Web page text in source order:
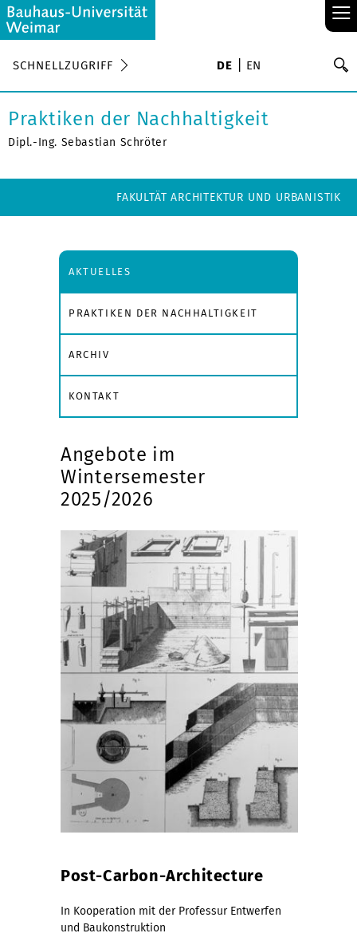
≡
SCHNELLZUGRIFF DE EN
Praktiken der Nachhaltigkeit
Dipl.-Ing. Sebastian Schröter
FAKULTÄT ARCHITEKTUR UND URBANISTIK
AKTUELLES
PRAKTIKEN DER NACHHALTIGKEIT
ARCHIV
KONTAKT
Angebote im
Wintersemester
2025/2026
Post-Carbon-Architecture
In Kooperation mit der Professur Entwerfen
und Baukonstruktion